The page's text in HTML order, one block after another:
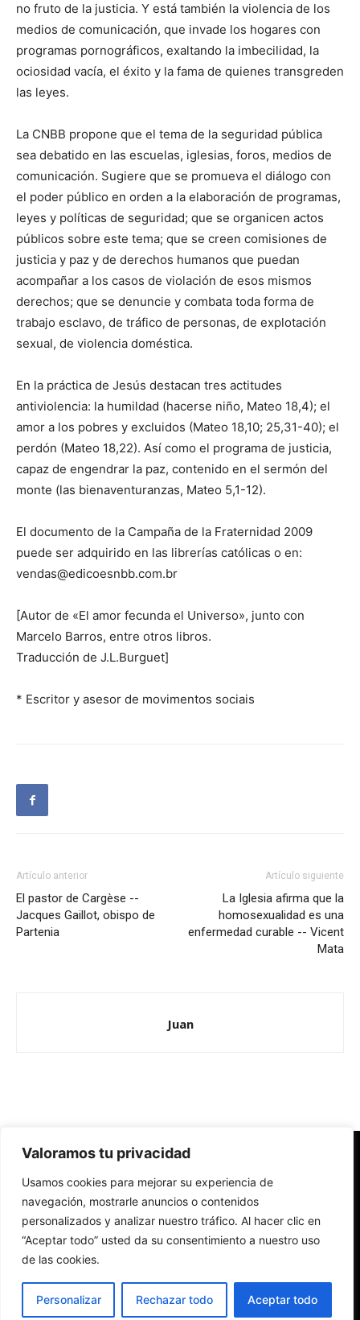
Valoramos tu privacidad
Usamos cookies para mejorar su experiencia de
navegación, mostrarle anuncios o contenidos
personalizados y analizar nuestro tráfico. Al hacer clic en
“Aceptar todo” usted da su consentimiento a nuestro uso
de las cookies.
Personalizar Rechazar todo Aceptar todo
no fruto de la justicia. Y está también la violencia de los
medios de comunicación, que invade los hogares con
programas pornográficos, exaltando la imbecilidad, la
ociosidad vacía, el éxito y la fama de quienes transgreden
las leyes.
La CNBB propone que el tema de la seguridad pública
sea debatido en las escuelas, iglesias, foros, medios de
comunicación. Sugiere que se promueva el diálogo con
el poder público en orden a la elaboración de programas,
leyes y políticas de seguridad; que se organicen actos
públicos sobre este tema; que se creen comisiones de
justicia y paz y de derechos humanos que puedan
acompañar a los casos de violación de esos mismos
derechos; que se denuncie y combata toda forma de
trabajo esclavo, de tráfico de personas, de explotación
sexual, de violencia doméstica.
En la práctica de Jesús destacan tres actitudes
antiviolencia: la humildad (hacerse niño, Mateo 18,4); el
amor a los pobres y excluidos (Mateo 18,10; 25,31-40); el
perdón (Mateo 18,22). Así como el programa de justicia,
capaz de engendrar la paz, contenido en el sermón del
monte (las bienaventuranzas, Mateo 5,1-12).
El documento de la Campaña de la Fraternidad 2009
puede ser adquirido en las librerías católicas o en:
vendas@edicoesnbb.com.br
[Autor de «El amor fecunda el Universo», junto con
Marcelo Barros, entre otros libros.
Traducción de J.L.Burguet]
* Escritor y asesor de movimentos sociais
Artículo anterior
El pastor de Cargèse --
Jacques Gaillot, obispo de
Partenia
Artículo siguiente
La Iglesia afirma que la
homosexualidad es una
enfermedad curable -- Vicent
Mata
Juan
Redes Cristianas
Una mirada alternativa sobre la Iglesia católica y la sociedad
- Colectivos de Redes Cristianas